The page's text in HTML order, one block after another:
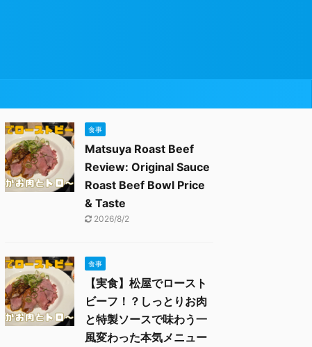
食事
Matsuya Roast Beef
Review: Original Sauce
Roast Beef Bowl Price
& Taste
2026/8/2
食事
【実食】松屋でロースト
ビーフ！？しっとりお肉
と特製ソースで味わう一
風変わった本気メニュー